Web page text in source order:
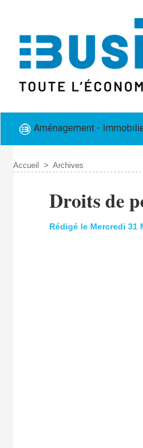
Aménagement -
Accueil > Archives
Droits de
Rédigé le Mercredi 31